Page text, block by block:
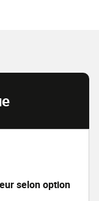
selon option